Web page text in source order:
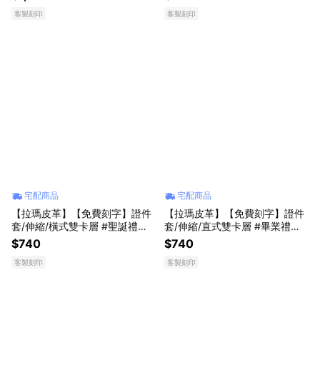
客製刻印 客製刻印
宅配商品
【拉瑪皮革】【免費刻字】證件
套/伸縮/橫式雙卡層 #聖誕禮物
#生日禮物
$740
客製刻印
宅配商品
【拉瑪皮革】【免費刻字】證件
套/伸縮/直式雙卡層 #畢業禮物
#生日禮物
$740
客製刻印